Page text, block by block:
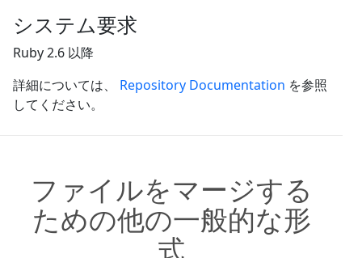
システム要求
Ruby 2.6 以降
詳細については、 Repository Documentation を参照
してください。
ファイルをマージする
ための他の一般的な形
式